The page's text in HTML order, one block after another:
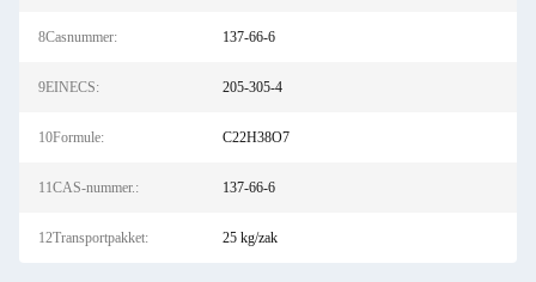
8Casnummer: 137-66-6
9EINECS: 205-305-4
10Formule: C22H38O7
11CAS-nummer.: 137-66-6
12Transportpakket: 25 kg/zak